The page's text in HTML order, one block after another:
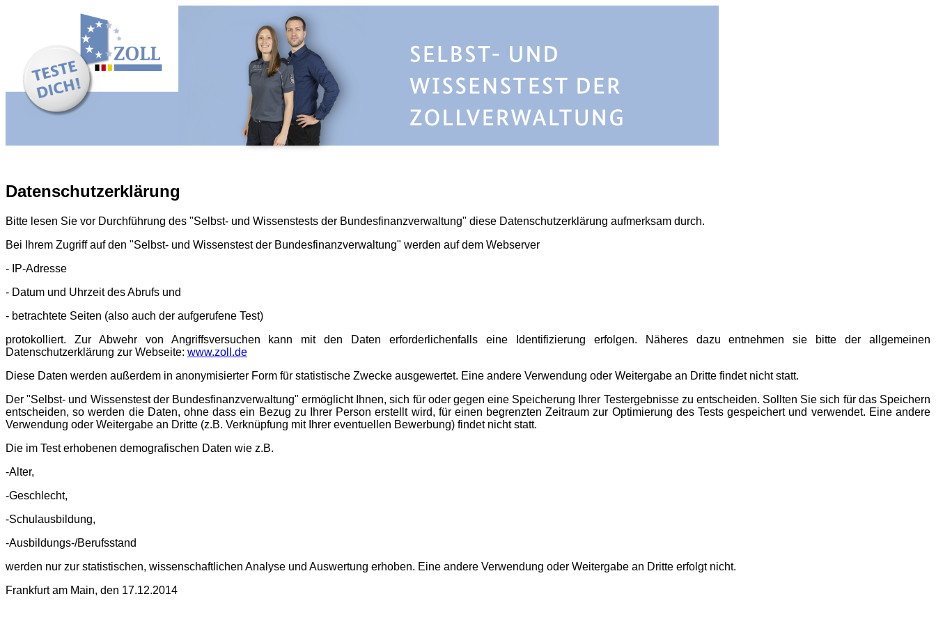
Datenschutzerklärung
Bitte lesen Sie vor Durchführung des "Selbst- und Wissenstests der Bundesfinanzverwaltung" diese Datenschutzerklärung aufmerksam durch.
Bei Ihrem Zugriff auf den "Selbst- und Wissenstest der Bundesfinanzverwaltung" werden auf dem Webserver
- IP-Adresse
- Datum und Uhrzeit des Abrufs und
- betrachtete Seiten (also auch der aufgerufene Test)
protokolliert. Zur Abwehr von Angriffsversuchen kann mit den Daten erforderlichenfalls eine Identifizierung erfolgen. Näheres dazu entnehmen sie bitte der allgemeinen
Datenschutzerklärung zur Webseite: www.zoll.de
Diese Daten werden außerdem in anonymisierter Form für statistische Zwecke ausgewertet. Eine andere Verwendung oder Weitergabe an Dritte findet nicht statt.
Der "Selbst- und Wissenstest der Bundesfinanzverwaltung" ermöglicht Ihnen, sich für oder gegen eine Speicherung Ihrer Testergebnisse zu entscheiden. Sollten Sie sich für das Speichern
entscheiden, so werden die Daten, ohne dass ein Bezug zu Ihrer Person erstellt wird, für einen begrenzten Zeitraum zur Optimierung des Tests gespeichert und verwendet. Eine andere
Verwendung oder Weitergabe an Dritte (z.B. Verknüpfung mit Ihrer eventuellen Bewerbung) findet nicht statt.
Die im Test erhobenen demografischen Daten wie z.B.
-Alter,
-Geschlecht,
-Schulausbildung,
-Ausbildungs-/Berufsstand
werden nur zur statistischen, wissenschaftlichen Analyse und Auswertung erhoben. Eine andere Verwendung oder Weitergabe an Dritte erfolgt nicht.
Frankfurt am Main, den 17.12.2014